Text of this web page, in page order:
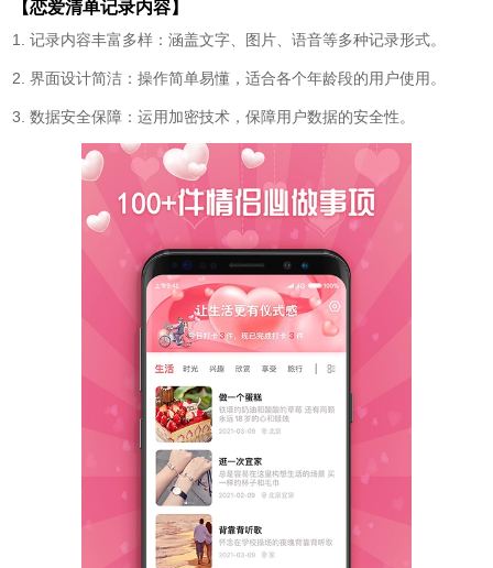
【恋爱清单记录内容】
1. 记录内容丰富多样：涵盖文字、图片、语音等多种记录形式。
2. 界面设计简洁：操作简单易懂，适合各个年龄段的用户使用。
3. 数据安全保障：运用加密技术，保障用户数据的安全性。